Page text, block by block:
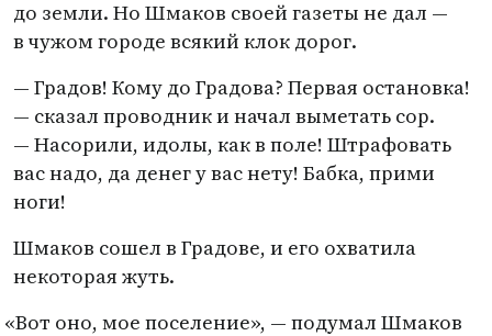
до земли. Но Шмаков своей газеты не дал —
в чужом городе всякий клок дорог.
— Градов! Кому до Градова? Первая остановка!
— сказал проводник и начал выметать сор.
— Насорили, идолы, как в поле! Штрафовать
вас надо, да денег у вас нету! Бабка, прими
ноги!
Шмаков сошел в Градове, и его охватила
некоторая жуть.
«Вот оно, мое поселение», — подумал Шмаков